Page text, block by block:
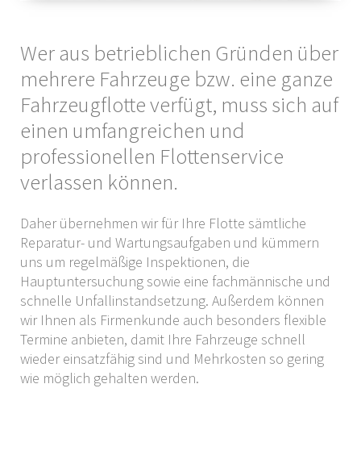
Wer aus betrieblichen Gründen über
mehrere Fahrzeuge bzw. eine ganze
Fahrzeugflotte verfügt, muss sich auf
einen umfangreichen und
professionellen Flottenservice
verlassen können.
Daher übernehmen wir für Ihre Flotte sämtliche
Reparatur- und Wartungsaufgaben und kümmern
uns um regelmäßige Inspektionen, die
Hauptuntersuchung sowie eine fachmännische und
schnelle Unfallinstandsetzung. Außerdem können
wir Ihnen als Firmenkunde auch besonders flexible
Termine anbieten, damit Ihre Fahrzeuge schnell
wieder einsatzfähig sind und Mehrkosten so gering
wie möglich gehalten werden.